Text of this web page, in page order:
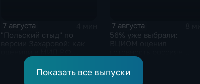
7 августа
"Польский стыд" по
скандальную речь
Навроцкого
7 августа
56% уже выбрали:
голосовать на выборах в
Госдуму
Показать все выпуски